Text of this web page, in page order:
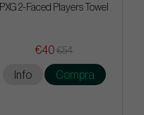
PXG 2-Faced Players Towel
€40 €54
Info Compra